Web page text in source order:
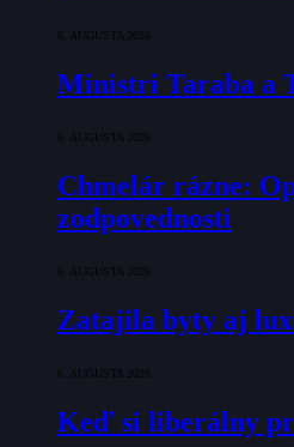
6. AUGUSTA 2026
Ministri Taraba a
6. AUGUSTA 2026
Chmelár rázne:
zodpovednosti
6. AUGUSTA 2026
Zatajila byty aj
6. AUGUSTA 2026
Keď si liberálny